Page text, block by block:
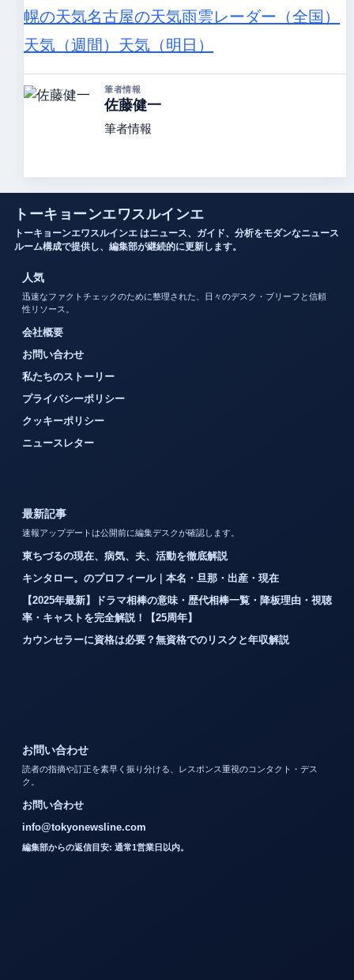
幌の天気名古屋の天気雨雲レーダー（全国）
天気（週間） 天気（明日）
筆者情報
佐藤健一
筆者情報
トーキョーンエワスルインエ
トーキョーンエワスルインエ はニュース、ガイド、分析をモダンなニュース
ルーム構成で提供し、編集部が継続的に更新します。
人気
迅速なファクトチェックのために整理された、日々のデスク・ブリーフと信頼
性リソース。
会社概要
お問い合わせ
私たちのストーリー
プライバシーポリシー
クッキーポリシー
ニュースレター
最新記事
速報アップデートは公開前に編集デスクが確認します。
東ちづるの現在、病気、夫、活動を徹底解説
キンタロー。のプロフィール｜本名・旦那・出産・現在
【2025年最新】ドラマ相棒の意味・歴代相棒一覧・降板理由・視聴
率・キャストを完全解説！【25周年】
カウンセラーに資格は必要？無資格でのリスクと年収解説
お問い合わせ
読者の指摘や訂正を素早く振り分ける、レスポンス重視のコンタクト・デス
ク。
お問い合わせ
info@tokyonewsline.com
編集部からの返信目安: 通常1営業日以内。